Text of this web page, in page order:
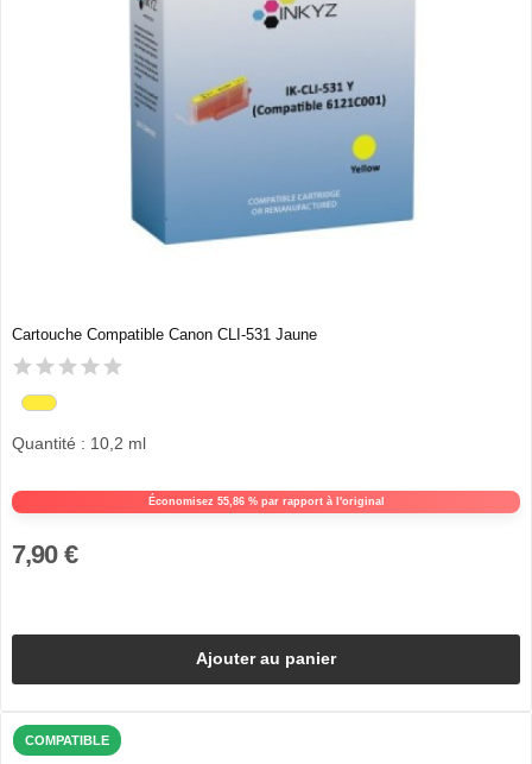
Cartouche Compatible Canon CLI-531 Jaune
Économisez 55,86 % par rapport à l'original
Quantité : 10,2 ml
7,90 €
Ajouter au panier
COMPATIBLE